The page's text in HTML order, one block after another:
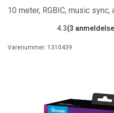
10 meter, RGBIC, music sync,
4.3(3
Varenummer: 1310439